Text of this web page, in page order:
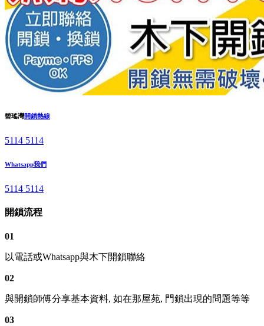
碧瑤灣開鎖熱線
5114 5114
Whatsapp我們
5114 5114
開鎖流程
01
以電話或Whatsapp與木下開鎖聯絡
02
與開鎖師傅分享基本資料, 如在那屋苑, 門鎖出現的問題等等
03